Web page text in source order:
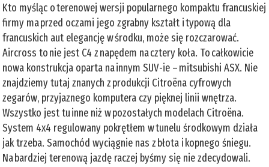
Kto myśląc o terenowej wersji popularnego kompaktu francuskiej
firmy ma przed oczami jego zgrabny kształt i typową dla
francuskich aut elegancję w środku, może się rozczarować.
Aircross to nie jest C4 z napędem na cztery koła. To całkowicie
nowa konstrukcja oparta na innym SUV-ie – mitsubishi ASX. Nie
znajdziemy tutaj znanych z produkcji Citroëna cyfrowych
zegarów, przyjaznego komputera czy pięknej linii wnętrza.
Wszystko jest tu inne niż w pozostałych modelach Citroëna.
System 4x4 regulowany pokrętłem w tunelu środkowym działa
jak trzeba. Samochód wyciągnie nas z błota i kopnego śniegu.
Na bardziej terenową jazdę raczej byśmy się nie zdecydowali.